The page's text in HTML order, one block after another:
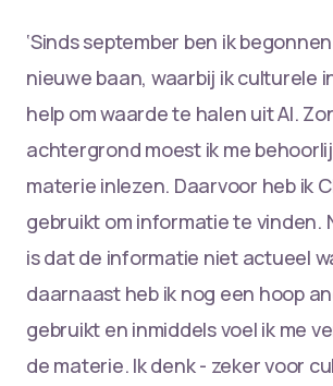
‘Sinds september ben ik
nieuwe baan, waarbij ik culturele
help om waarde te halen uit AI.
achtergrond moest ik me
materie inlezen. Daarvoor heb ik
gebruikt om informatie te vinden.
is dat de informatie niet actueel
daarnaast heb ik nog een hoop
gebruikt en inmiddels voel ik me
de materie. Ik denk - zeker voor